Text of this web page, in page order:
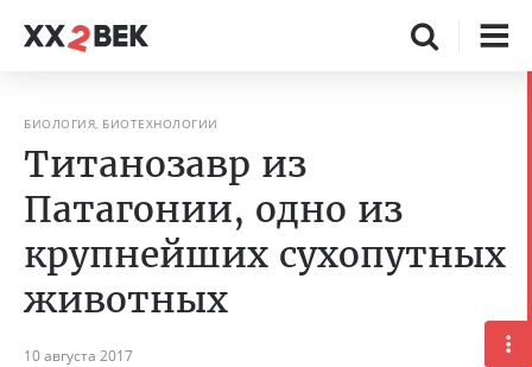
БИОЛОГИЯ, БИОТЕХНОЛОГИИ
Титанозавр из
Патагонии, одно из
крупнейших сухопутных
животных
10 августа 2017